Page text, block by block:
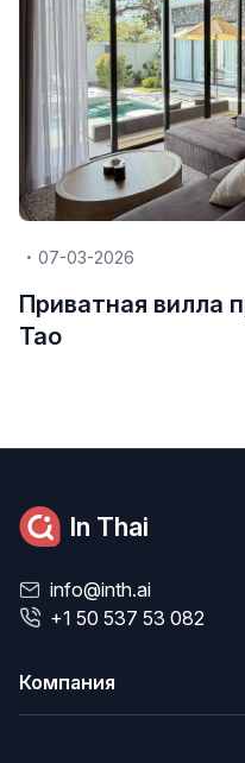
07-03-2026
Приватная вилла
Тао
In Thai
info@inth.ai
+1 50 537 53 082
Компания